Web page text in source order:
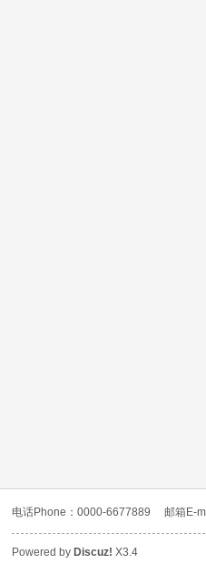
电话Phone：0000-6677889 邮箱E-
Powered by Discuz! X3.4